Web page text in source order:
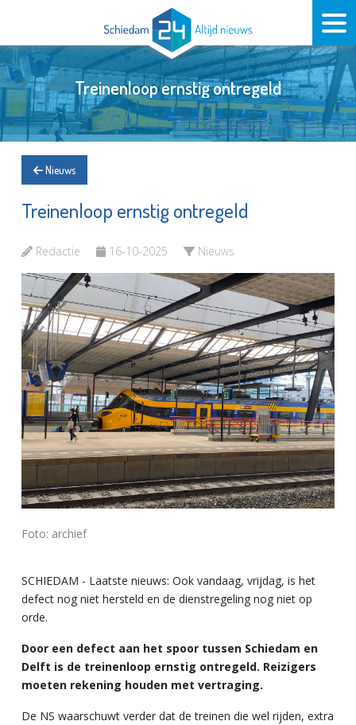
Treinenloop ernstig ontregeld
Nieuws
Treinenloop ernstig ontregeld
Redactie 16-10-2025 Nieuws
Foto: archief
SCHIEDAM - Laatste nieuws: Ook vandaag, vrijdag, is het
defect nog niet hersteld en de dienstregeling nog niet op
orde.
Door een defect aan het spoor tussen Schiedam en
Delft is de treinenloop ernstig ontregeld. Reizigers
moeten rekening houden met vertraging.
De NS waarschuwt verder dat de treinen die wel rijden, extra